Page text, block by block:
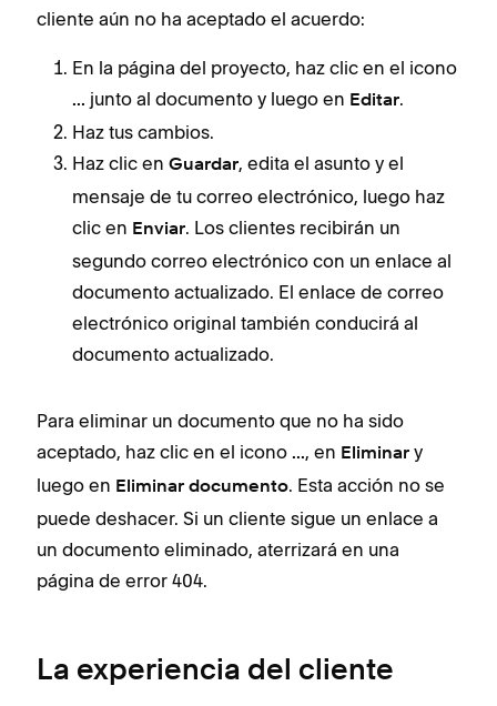
cliente aún no ha aceptado el acuerdo:
En la página del proyecto, haz clic en el icono
... junto al documento y luego en Editar.
Haz tus cambios.
Haz clic en Guardar, edita el asunto y el
mensaje de tu correo electrónico, luego haz
clic en Enviar. Los clientes recibirán un
segundo correo electrónico con un enlace al
documento actualizado. El enlace de correo
electrónico original también conducirá al
documento actualizado.
Para eliminar un documento que no ha sido
aceptado, haz clic en el icono ..., en Eliminar y
luego en Eliminar documento. Esta acción no se
puede deshacer. Si un cliente sigue un enlace a
un documento eliminado, aterrizará en una
página de error 404.
La experiencia del cliente